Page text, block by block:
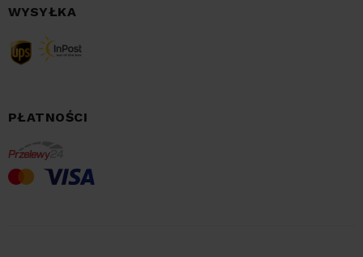
WYSYŁKA
PŁATNOŚCI